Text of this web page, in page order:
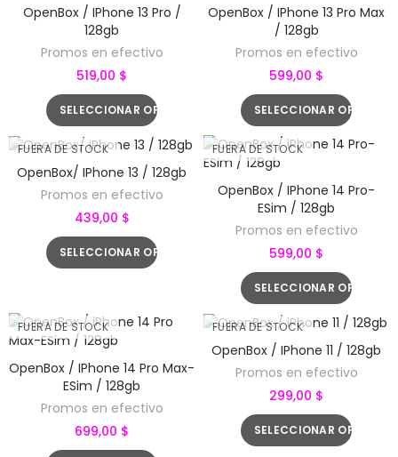
OpenBox / IPhone 13 Pro /
128gb
Promos en efectivo
519,00 $
SELECCIONAR OPCIONES
OpenBox / IPhone 13 Pro Max
/ 128gb
Promos en efectivo
599,00 $
SELECCIONAR OPCIONES
FUERA DE STOCK
OpenBox/ IPhone 13 / 128gb
Promos en efectivo
439,00 $
SELECCIONAR OPCIONES
FUERA DE STOCK
OpenBox / IPhone 14 Pro-
ESim / 128gb
Promos en efectivo
599,00 $
SELECCIONAR OPCIONES
FUERA DE STOCK
OpenBox / IPhone 14 Pro Max-
ESim / 128gb
Promos en efectivo
699,00 $
FUERA DE STOCK
OpenBox / IPhone 11 / 128gb
Promos en efectivo
299,00 $
SELECCIONAR OPCIONES